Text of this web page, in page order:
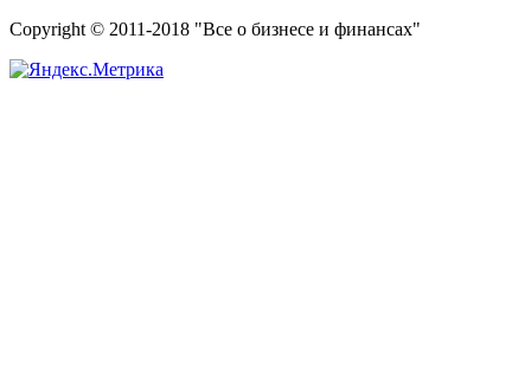
Copyright © 2011-2018 "Все о бизнесе и финансах"